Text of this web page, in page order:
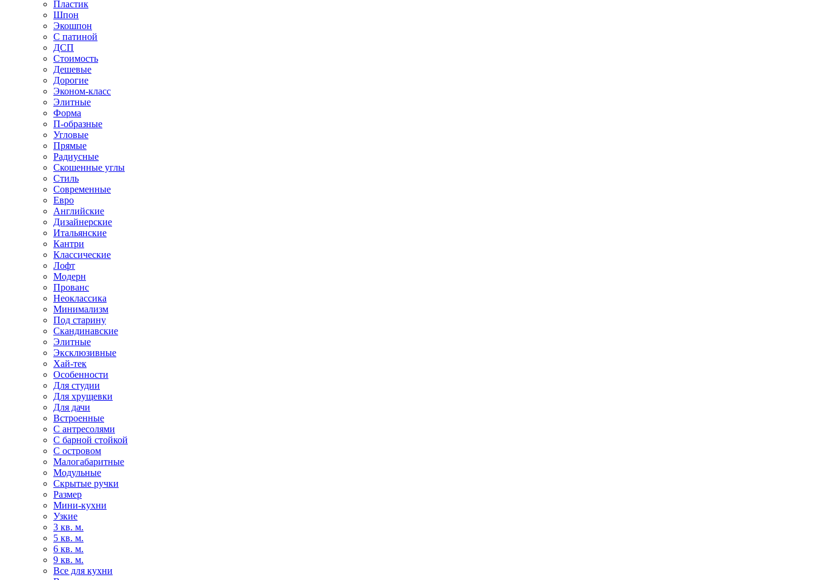
Пластик
Шпон
Экошпон
С патиной
ДСП
Стоимость
Дешевые
Дорогие
Эконом-класс
Элитные
Форма
П-образные
Угловые
Прямые
Радиусные
Скошенные углы
Стиль
Современные
Евро
Английские
Дизайнерские
Итальянские
Кантри
Классические
Лофт
Модерн
Прованс
Неоклассика
Минимализм
Под старину
Скандинавские
Элитные
Эксклюзивные
Хай-тек
Особенности
Для студии
Для хрущевки
Для дачи
Встроенные
С антресолями
С барной стойкой
С островом
Малогабаритные
Модульные
Скрытые ручки
Размер
Мини-кухни
Узкие
3 кв. м.
5 кв. м.
6 кв. м.
9 кв. м.
Все для кухни